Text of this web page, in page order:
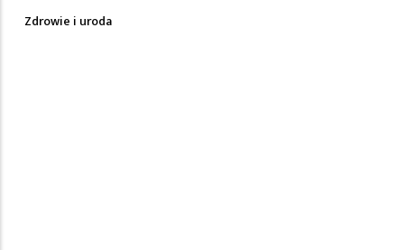
Zdrowie i uroda